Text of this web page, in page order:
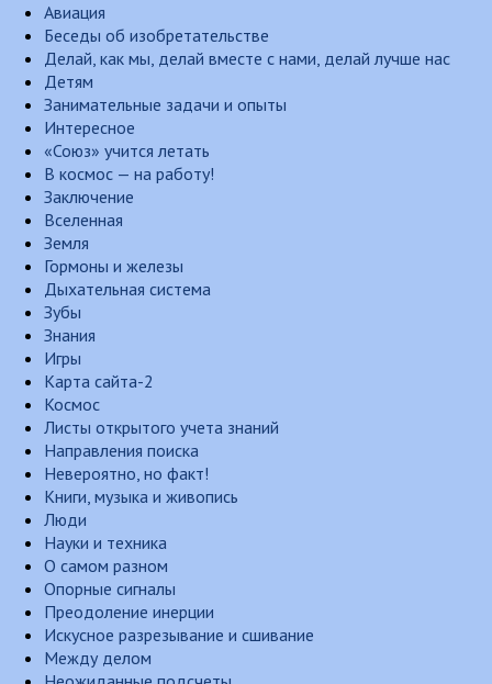
Авиация
Беседы об изобретательстве
Делай, как мы, делай вместе с нами, делай лучше нас
Детям
Занимательные задачи и опыты
Интересное
«Союз» учится летать
В космос — на работу!
Заключение
Вселенная
Земля
Гормоны и железы
Дыхательная система
Зубы
Знания
Игры
Карта сайта-2
Космос
Листы открытого учета знаний
Направления поиска
Невероятно, но факт!
Книги, музыка и живопись
Люди
Науки и техника
О самом разном
Опорные сигналы
Преодоление инерции
Искусное разрезывание и сшивание
Между делом